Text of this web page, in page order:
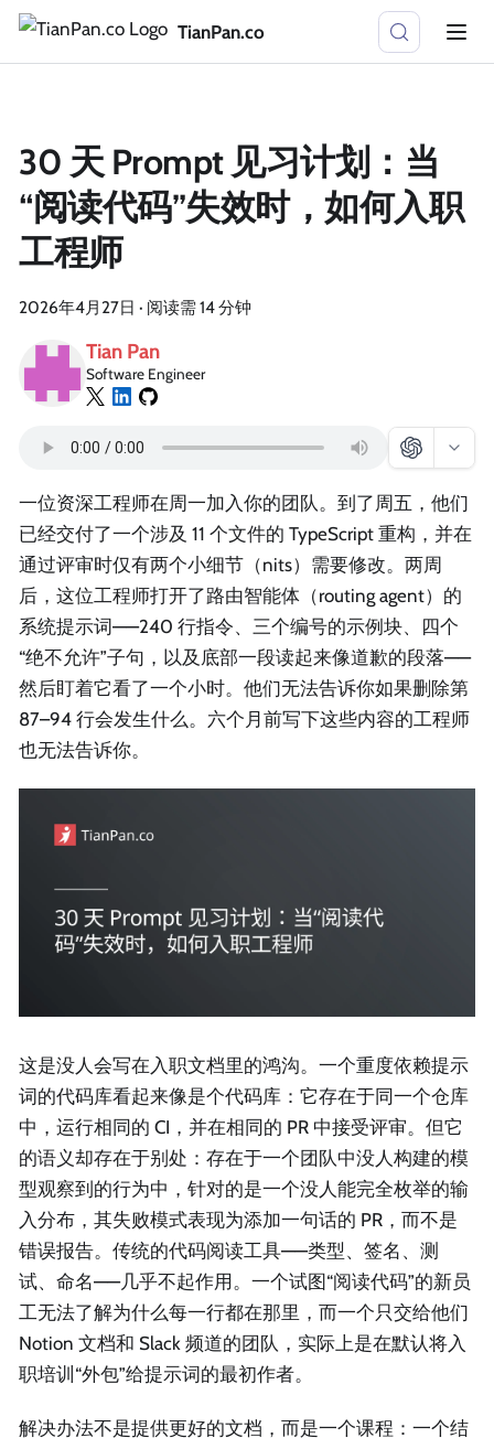
TianPan.co
30 天 Prompt 见习计划：当
“阅读代码”失效时，如何入职
工程师
2026年4月27日 · 阅读需 14 分钟
Tian Pan
Software Engineer
一位资深工程师在周一加入你的团队。到了周五，他们
已经交付了一个涉及 11 个文件的 TypeScript 重构，并在
通过评审时仅有两个小细节（nits）需要修改。两周
后，这位工程师打开了路由智能体（routing agent）的
系统提示词——240 行指令、三个编号的示例块、四个
“绝不允许”子句，以及底部一段读起来像道歉的段落——
然后盯着它看了一个小时。他们无法告诉你如果删除第
87–94 行会发生什么。六个月前写下这些内容的工程师
也无法告诉你。
这是没人会写在入职文档里的鸿沟。一个重度依赖提示
词的代码库看起来像是个代码库：它存在于同一个仓库
中，运行相同的 CI，并在相同的 PR 中接受评审。但它
的语义却存在于别处：存在于一个团队中没人构建的模
型观察到的行为中，针对的是一个没人能完全枚举的输
入分布，其失败模式表现为添加一句话的 PR，而不是
错误报告。传统的代码阅读工具——类型、签名、测
试、命名——几乎不起作用。一个试图“阅读代码”的新员
工无法了解为什么每一行都在那里，而一个只交给他们
Notion 文档和 Slack 频道的团队，实际上是在默认将入
职培训“外包”给提示词的最初作者。
解决办法不是提供更好的文档，而是一个课程：一个结